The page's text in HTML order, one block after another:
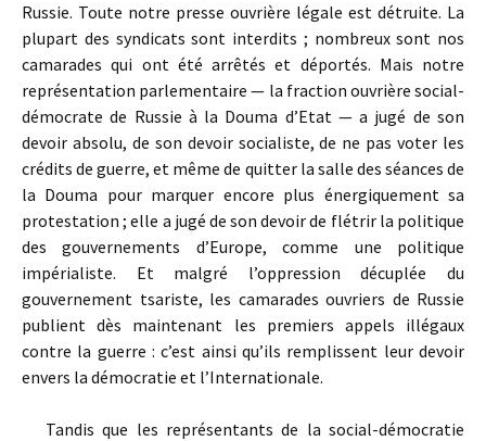
Russie. Toute notre presse ouvrière légale est détruite. La
plupart des syndicats sont interdits ; nombreux sont nos
camarades qui ont été arrêtés et déportés. Mais notre
représentation parlementaire — la fraction ouvrière social-
démocrate de Russie à la Douma d’Etat — a jugé de son
devoir absolu, de son devoir socialiste, de ne pas voter les
crédits de guerre, et même de quitter la salle des séances de
la Douma pour marquer encore plus énergiquement sa
protestation ; elle a jugé de son devoir de flétrir la politique
des gouvernements d’Europe, comme une politique
impérialiste. Et malgré l’oppression décuplée du
gouvernement tsariste, les camarades ouvriers de Russie
publient dès maintenant les premiers appels illégaux
contre la guerre : c’est ainsi qu’ils remplissent leur devoir
envers la démocratie et l’Internationale.
Tandis que les représentants de la social-démocratie